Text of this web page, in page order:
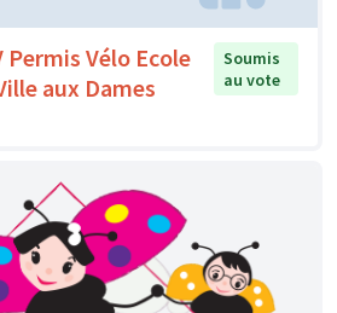
Permis Vélo Ecole
aux Dames
Soumis
au vote